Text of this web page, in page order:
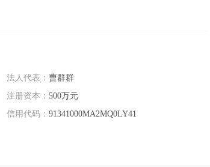
法人代表： 曹群群
注册资本： 500万元
信用代码： 91341000MA2MQ0LY41